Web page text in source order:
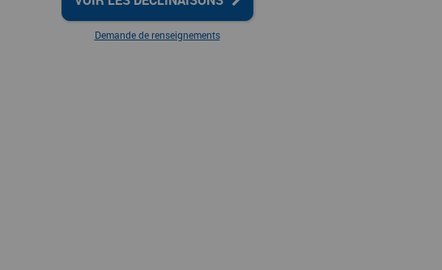
Demande de renseignements